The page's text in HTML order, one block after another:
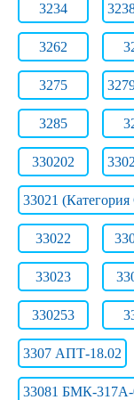
3234
3262
3275
3285
330202
33021 (Категория
33022
33023
330253
3307 АПТ-18.02
33081 БМК-317А-